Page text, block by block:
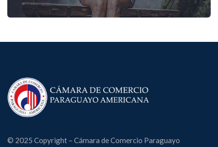
© 2025 Copyright – Cámara de Comercio Paraguayo